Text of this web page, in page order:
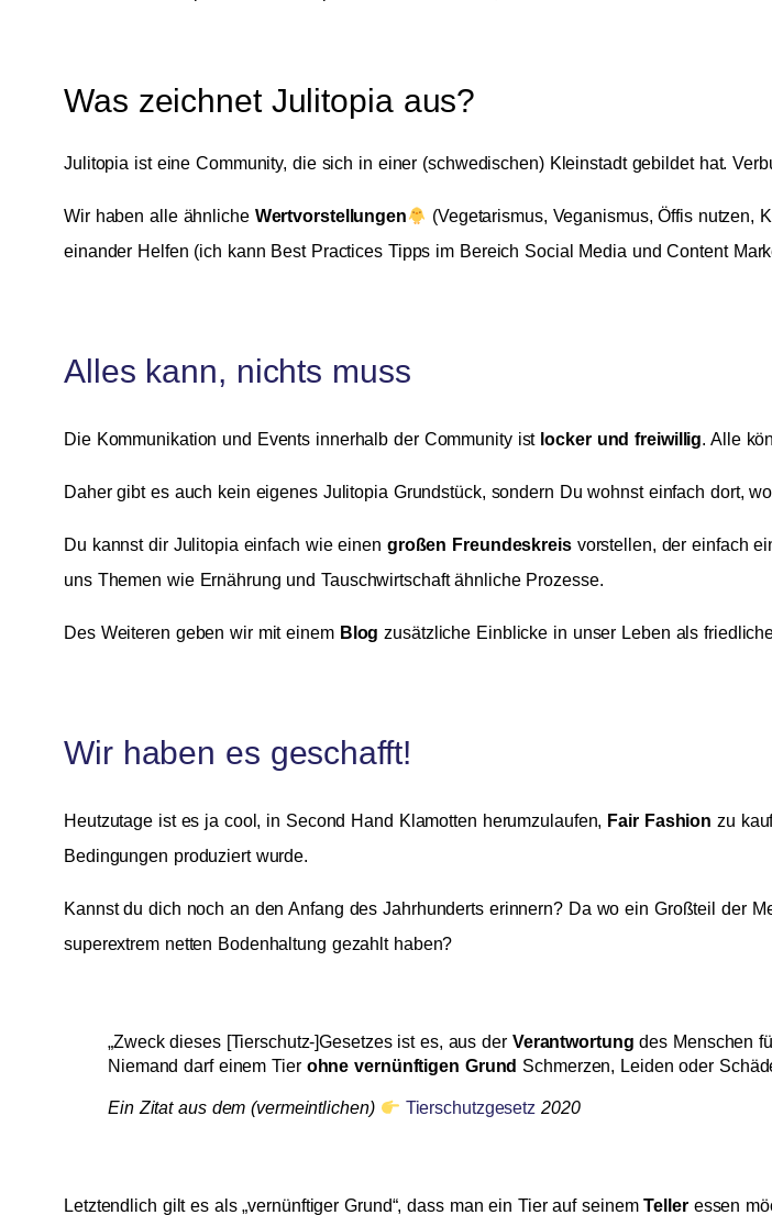
Was zeichnet Julitopia aus?
Julitopia ist eine Community, die sich in einer (schwedischen) Kleinstadt gebildet hat.
Wir haben alle ähnliche Wertvorstellungen
(Vegetarismus, Veganismus, Öffis nutzen,
einander Helfen (ich kann Best Practices Tipps im Bereich Social Media und Content
Alles kann, nichts muss
Die Kommunikation und Events innerhalb der Community ist locker und freiwillig. Alle
Daher gibt es auch kein eigenes Julitopia Grundstück, sondern Du wohnst einfach dort,
Du kannst dir Julitopia einfach wie einen großen Freundeskreis vorstellen, der einfach
uns Themen wie Ernährung und Tauschwirtschaft ähnliche Prozesse.
Des Weiteren geben wir mit einem Blogzusätzliche Einblicke in unser Leben als
Wir haben es geschafft!
Heutzutage ist es ja cool, in Second Hand Klamotten herumzulaufen, Fair Fashionzu
Bedingungen produziert wurde.
Kannst du dich noch an den Anfang des Jahrhunderts erinnern? Da wo ein Großteil der
superextrem netten Bodenhaltung gezahlt haben?
„Zweck dieses [Tierschutz-]Gesetzes ist es, aus der Verantwortungdes Menschen
Niemand darf einem Tier ohne vernünftigen Grund Schmerzen, Leiden oder
Ein Zitat aus dem (vermeintlichen) Tierschutzgesetz 2020
Letztendlich gilt es als „vernünftiger Grund“, dass man ein Tier auf seinemTeller essen